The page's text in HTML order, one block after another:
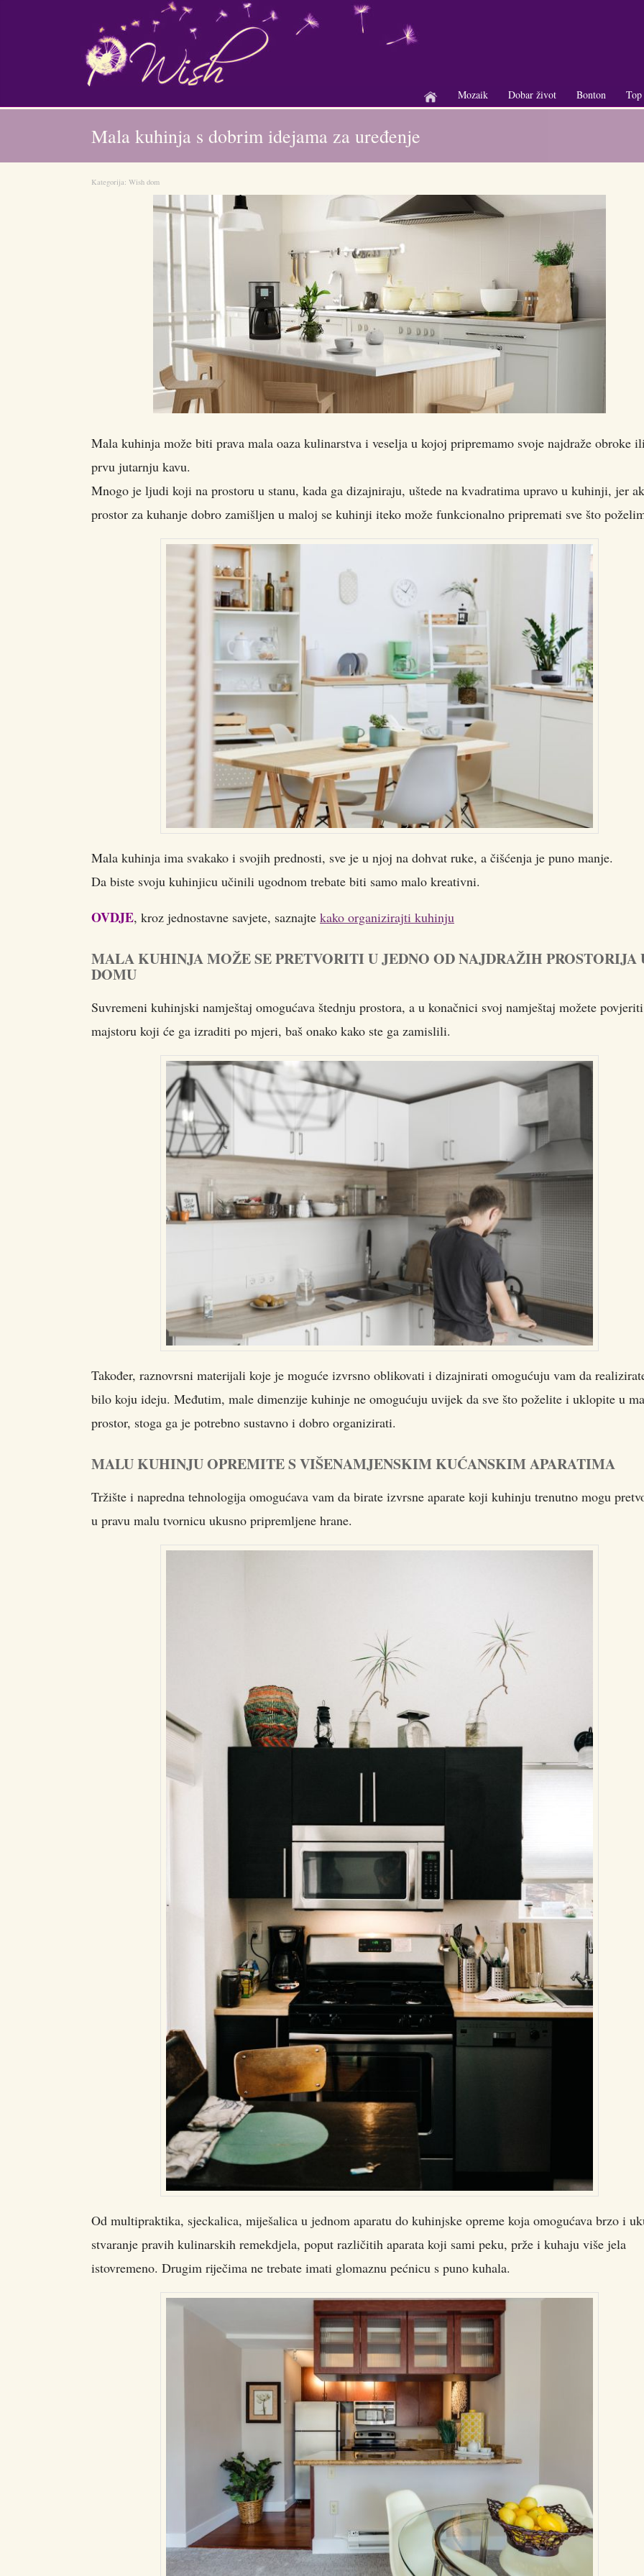
+
Mozaik
+
Dobar život
+
Bonton
Mala kuhinja s dobrim idejama za uređenje
Kategorija: Wish dom
Mala kuhinja može biti prava mala oaza kulinarstva i veselja u kojoj pripremamo svoje najdraže obroke
prvu jutarnju kavu.
Mnogo je ljudi koji na prostoru u stanu, kada ga dizajniraju, uštede na kvadratima upravo u kuhinji, jer
prostor za kuhanje dobro zamišljen u maloj se kuhinji iteko može funkcionalno pripremati sve što
Mala kuhinja ima svakako i svojih prednosti, sve je u njoj na dohvat ruke, a čišćenja je puno manje.
Da biste svoju kuhinjicu učinili ugodnom trebate biti samo malo kreativni.
OVDJE, kroz jednostavne savjete, saznajte kako organizirajti kuhinju
MALA KUHINJA MOŽE SE PRETVORITI U JEDNO OD NAJDRAŽIH PROSTORIJA
DOMU
Suvremeni kuhinjski namještaj omogućava štednju prostora, a u konačnici svoj namještaj možete povjeriti
majstoru koji će ga izraditi po mjeri, baš onako kako ste ga zamislili.
Također, raznovrsni materijali koje je moguće izvrsno oblikovati i dizajnirati omogućuju vam da
bilo koju ideju. Međutim, male dimenzije kuhinje ne omogućuju uvijek da sve što poželite i uklopite u
prostor, stoga ga je potrebno sustavno i dobro organizirati.
MALU KUHINJU OPREMITE S VIŠENAMJENSKIM KUĆANSKIM APARATIMA
Tržište i napredna tehnologija omogućava vam da birate izvrsne aparate koji kuhinju trenutno mogu
u pravu malu tvornicu ukusno pripremljene hrane.
Od multipraktika, sjeckalica, miješalica u jednom aparatu do kuhinjske opreme koja omogućava brzo i
stvaranje pravih kulinarskih remekdjela, poput različitih aparata koji sami peku, prže i kuhaju više jela
istovremeno. Drugim riječima ne trebate imati glomaznu pećnicu s puno kuhala.